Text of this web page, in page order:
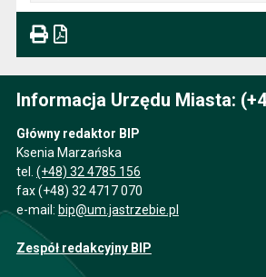
Informacja Urzędu Miasta:
Główny redaktor BIP
Ksenia Marzańska
tel. (+48) 32 4785 156
fax (+48) 32 4717 070
e-mail: bip@um.jastrzebie.pl
Zespół redakcyjny BIP